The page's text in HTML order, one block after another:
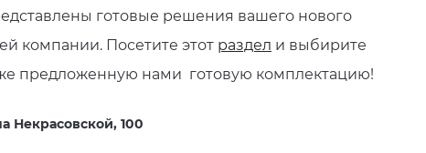
готовые решения вашего нового
компании. Посетите этот раздел и выбирите
предложенную нами готовую комплектацию!
Некрасовской, 100